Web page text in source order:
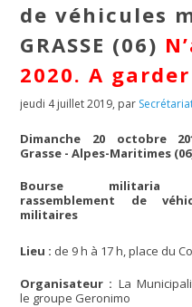
de véhicules
GRASSE (06)
2020. A
jeudi 4 juillet 2019, par
Dimanche 20 octobre
Grasse - Alpes-Maritimes
Bourse
rassemblement de
militaires
Lieu : de 9 h à 17 h, place du
Organisateur : La
le groupe Geronimo